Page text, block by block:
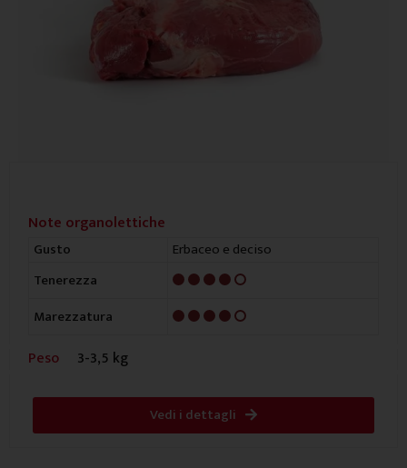
Note organolettiche
Gusto
Erbaceo e deciso
Tenerezza
4/5
Marezzatura 4/5
Peso 3-3,5 kg
Vedi i dettagli